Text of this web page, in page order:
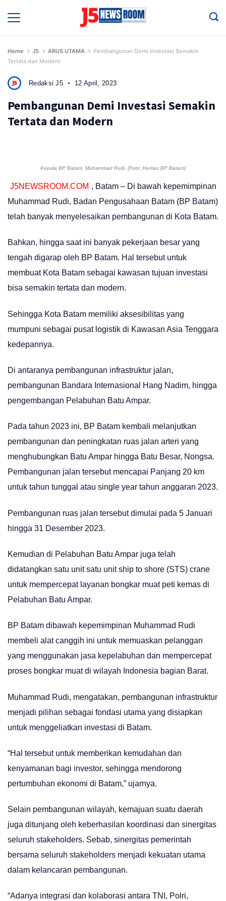
Home J5 ARUS UTAMA
Pembangunan Demi Investasi Semakin
Tertata dan Modern
Redaksi J5 12 April, 2023
Pembangunan Demi Investasi Semakin
Tertata dan Modern
Kepala BP Batam, Muhammad Rudi. (Foto: Humas BP Batam)
J5NEWSROOM.COM , Batam – Di bawah kepemimpinan
Muhammad Rudi, Badan Pengusahaan Batam (BP Batam)
telah banyak menyelesaikan pembangunan di Kota Batam.
Bahkan, hingga saat ini banyak pekerjaan besar yang
tengah digarap oleh BP Batam. Hal tersebut untuk
membuat Kota Batam sebagai kawasan tujuan investasi
bisa semakin tertata dan modern.
Sehingga Kota Batam memiliki aksesibilitas yang
mumpuni sebagai pusat logistik di Kawasan Asia Tenggara
kedepannya.
Di antaranya pembangunan infrastruktur jalan,
pembangunan Bandara Internasional Hang Nadim, hingga
pengembangan Pelabuhan Batu Ampar.
Pada tahun 2023 ini, BP Batam kembali melanjutkan
pembangunan dan peningkatan ruas jalan arteri yang
menghubungkan Batu Ampar hingga Batu Besar, Nongsa.
Pembangunan jalan tersebut mencapai Panjang 20 km
untuk tahun tunggal atau single year tahun anggaran 2023.
Pembangunan ruas jalan tersebut dimulai pada 5 Januari
hingga 31 Desember 2023.
Kemudian di Pelabuhan Batu Ampar juga telah
didatangkan satu unit satu unit ship to shore (STS) crane
untuk mempercepat layanan bongkar muat peti kemas di
Pelabuhan Batu Ampar.
BP Batam dibawah kepemimpinan Muhammad Rudi
membeli alat canggih ini untuk memuaskan pelanggan
yang menggunakan jasa kepelabuhan dan mempercepat
proses bongkar muat di wilayah Indonesia bagian Barat.
Muhammad Rudi, mengatakan, pembangunan infrastruktur
menjadi pilihan sebagai fondasi utama yang disiapkan
untuk menggeliatkan investasi di Batam.
“Hal tersebut untuk memberikan kemudahan dan
kenyamanan bagi investor, sehingga mendorong
pertumbuhan ekonomi di Batam,” ujarnya.
Selain pembangunan wilayah, kemajuan suatu daerah
juga ditunjang oleh keberhasilan koordinasi dan sinergitas
seluruh stakeholders. Sebab, sinergitas pemerintah
bersama seluruh stakeholders menjadi kekuatan utama
dalam kelancaran pembangunan.
“Adanya integrasi dan kolaborasi antara TNI, Polri,